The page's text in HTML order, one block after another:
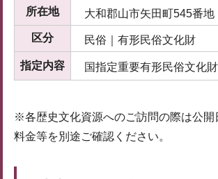
所在地 大和郡山市矢田町545番地
区分 民俗｜有形民俗文化財
指定内容 国指定重要有形民俗文化財
※各歴史文化資源へのご訪問の際は公開
料金等を別途ご確認ください。